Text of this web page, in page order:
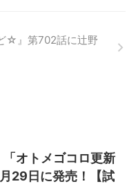
☆』第702話に辻野
「オトメゴコロ更新
29日に発売！【試